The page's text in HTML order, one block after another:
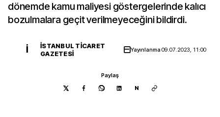
dönemde kamu maliyesi göstergelerinde kalıcı
bozulmalara geçit verilmeyeceğini bildirdi.
İ
İSTANBUL TICARET
GAZETESI
Yayınlanma09.07.2023, 11:00
Paylaş
N